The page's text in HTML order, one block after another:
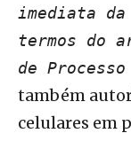
imediata
termos do
de
também
celulares em